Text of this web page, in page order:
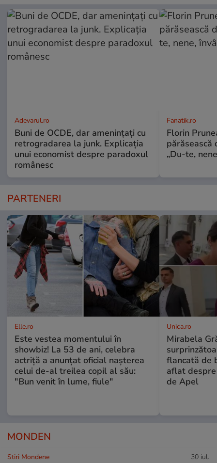
Adevarul.ro
Buni de OCDE, dar amenințați cu
retrogradarea la junk. Explicația
unui economist despre paradoxul
românesc
Fanatik.ro
Florin
părăsească
„Du-te,
PARTENERI
Elle.ro
Este vestea momentului în
showbiz! La 53 de ani, celebra
actriță a anunțat oficial nașterea
celui de-al treilea copil al său:
"Bun venit în lume, fiule"
Unica.ro
Mirabela
flancată de
aflat
de Apel
MONDEN
Stiri Mondene 30 iul.